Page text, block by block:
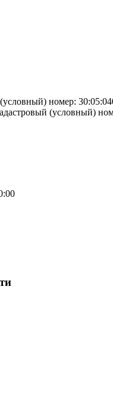
номер:
(условный)